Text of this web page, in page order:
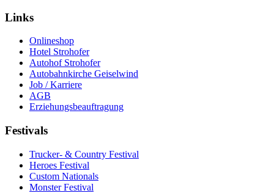
Links
Onlineshop
Hotel Strohofer
Autohof Strohofer
Autobahnkirche Geiselwind
Job / Karriere
AGB
Erziehungsbeauftragung
Festivals
Trucker- & Country Festival
Heroes Festival
Custom Nationals
Monster Festival